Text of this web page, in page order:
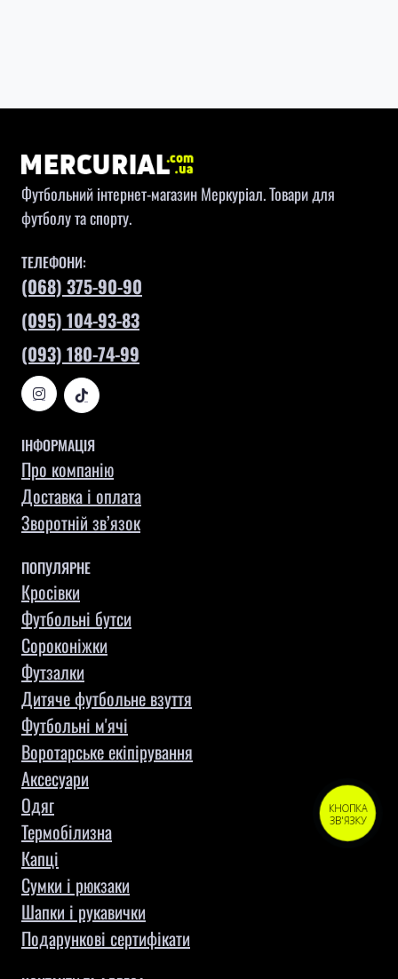
Футбольний інтернет-магазин Меркуріал. Товари для
футболу та спорту.
ТЕЛЕФОНИ:
(068) 375-90-90
(095) 104-93-83
(093) 180-74-99
ІНФОРМАЦІЯ
Про компанію
Доставка і оплата
Зворотній зв’язок
ПОПУЛЯРНЕ
Кросівки
Футбольні бутси
Сороконіжки
Футзалки
Дитяче футбольне взуття
Футбольні м'ячі
Воротарське екіпірування
Aксесуари
Одяг
Термобілизна
Капці
Сумки і рюкзаки
Шапки і рукавички
Подарункові сертифікати
КНОПКА
ЗВ'ЯЗКУ